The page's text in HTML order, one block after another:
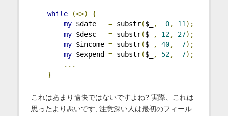
while (<>)
{
my $date = substr($_ , 0, 11);
my $desc = substr($_ , 12, 27);
my $income = substr($_ , 40, 7);
my $expend = substr($_ , 52, 7);
...
}
これはあまり愉快ではないですよね? 実際、これは
思ったより悪いです; 注意深い人は最初のフィール